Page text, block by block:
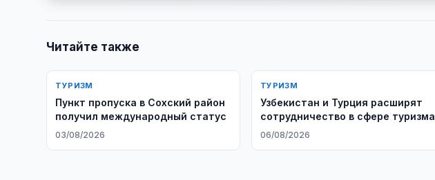
Читайте также
ТУРИЗМ
Пункт пропуска в Сохский район
получил международный статус
03/08/2026
ТУРИЗМ
Узбекистан и Турция расширят
сотрудничество в сфере туризма
06/08/2026